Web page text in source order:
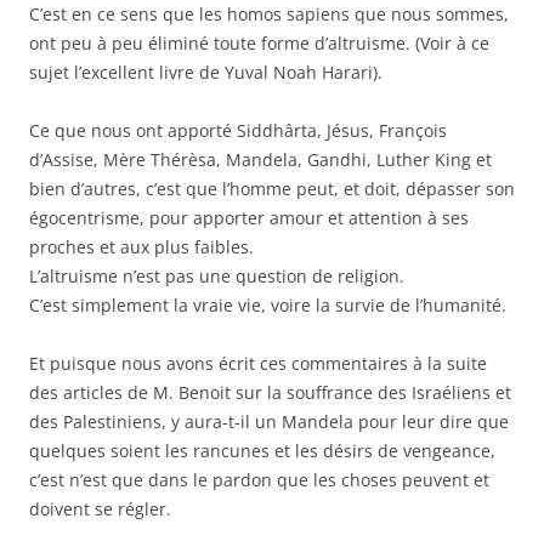
C’est en ce sens que les homos sapiens que nous sommes,
ont peu à peu éliminé toute forme d’altruisme. (Voir à ce
sujet l’excellent livre de Yuval Noah Harari).
Ce que nous ont apporté Siddhârta, Jésus, François
d’Assise, Mère Thérèsa, Mandela, Gandhi, Luther King et
bien d’autres, c’est que l’homme peut, et doit, dépasser son
égocentrisme, pour apporter amour et attention à ses
proches et aux plus faibles.
L’altruisme n’est pas une question de religion.
C’est simplement la vraie vie, voire la survie de l’humanité.
Et puisque nous avons écrit ces commentaires à la suite
des articles de M. Benoit sur la souffrance des Israéliens et
des Palestiniens, y aura-t-il un Mandela pour leur dire que
quelques soient les rancunes et les désirs de vengeance,
c’est n’est que dans le pardon que les choses peuvent et
doivent se régler.